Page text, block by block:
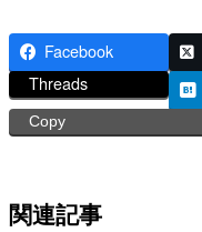
Facebook
Threads
Copy
関連記事